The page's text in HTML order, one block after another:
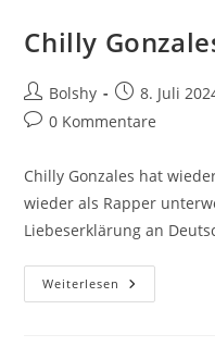
Chilly
Beitrags-
Autor:
Bolshy
Beitrag
veröffentlicht:
8. Juli
Beitrags-
0 Kommentare
Chilly Gonzales hat
wieder als Rapper
Liebeserklärung an
Weiterlesen Chilly
Gonzales: